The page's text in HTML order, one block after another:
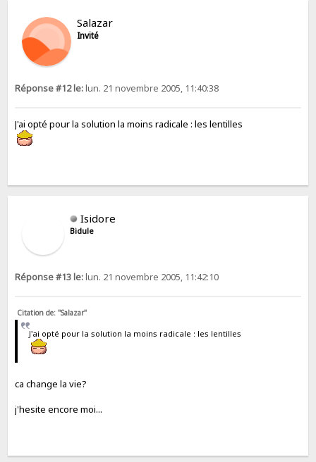
Salazar
Invité
Réponse #12 le:lun. 21 novembre 2005, 11:40:38
J'ai opté pour la solution la moins radicale : les lentilles
Isidore
Bidule
Réponse #13 le:lun. 21 novembre 2005, 11:42:10
Citation de: "Salazar"
J'ai opté pour la solution la moins radicale : les lentilles
ca change la vie?
j'hesite encore moi...